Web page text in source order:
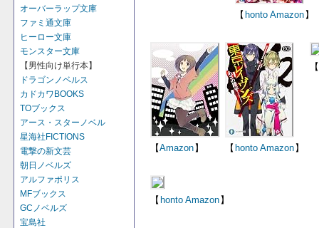
オーバーラップ文庫
ファミ通文庫
ヒーロー文庫
モンスター文庫
【男性向け単行本】
ドラゴンノベルス
カドカワBOOKS
TOブックス
アース・スターノベル
星海社FICTIONS
電撃の新文芸
朝日ノベルズ
アルファポリス
MFブックス
GCノベルズ
宝島社
【 honto Amazon 】
【Amazon 】 【 honto Amazon 】
【
【 honto Amazon 】